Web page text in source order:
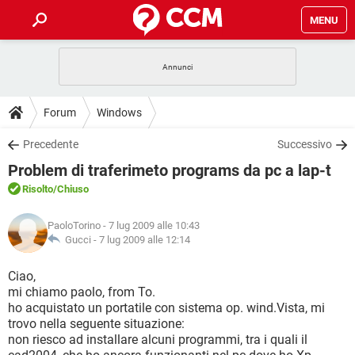
MENU
INTRATTENIMENTO
iOS
INSTAGRAM WHATSAPP
TIKTOK
HARDWARE
GUIDE
COVID-19
iOS
INSTAGRAM
TIKTOK FACEBOOK
DOWNLOAD
COVID-19 GAMING
INTRATTENIMENTO
iOS WINDOWS 10
INSTAGRAM
TIKTOK
HARDWARE
FORUM
COVID-19
INTRATTENIMENTO ANDROID
INSTAGRAM
TIKTOK
HARDWARE
GLOSSARIO
COVID-19
INTRATTENIMENTO
iOS WINDOWS 10
INSTAGRAM WHATSAPP
Forum Windows
Precedente Successivo
Problem di traferimeto programs da pc a lap-t
Risolto/Chiuso
PaoloTorino - 7 lug 2009 alle 10:43
Gucci - 7 lug 2009 alle 12:14
Ciao,
mi chiamo paolo, from To.
ho acquistato un portatile con sistema op. wind.Vista, mi
trovo nella seguente situazione:
non riesco ad installare alcuni programmi, tra i quali il